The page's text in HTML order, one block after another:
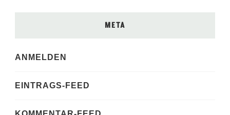
META
ANMELDEN
EINTRAGS-FEED